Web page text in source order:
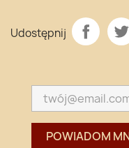
Udostępnij
POWIADOM